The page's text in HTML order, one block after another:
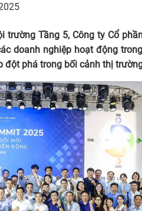
Tầng 5, Công ty Cổ
doanh nghiệp hoạt động
phá trong bối cảnh thị